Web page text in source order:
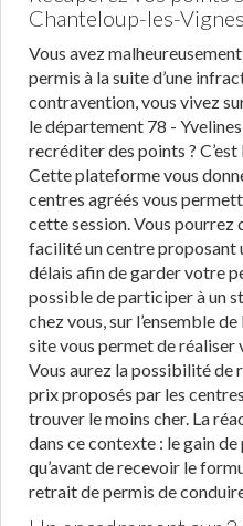
Chanteloup-les-Vignes
Vous avez
permis à la suite d’une
contravention, vous vivez
le département 78 -
recréditer des points ?
Cette plateforme vous
centres agréés vous
cette session. Vous pourrez
facilité un centre proposant
délais afin de garder votre
possible de participer à un
chez vous, sur l’ensemble
site vous permet de
Vous aurez la possibilité de
prix proposés par les
trouver le moins cher. La
dans ce contexte : le gain
qu’avant de recevoir le
retrait de permis de